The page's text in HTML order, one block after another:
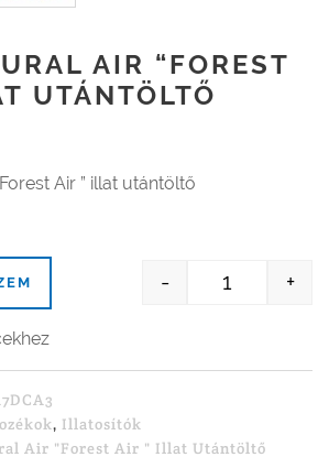
AIR “FOREST
UTÁNTÖLTŐ
Air ” illat utántöltő
BMW
- +
, Illatosítók
Air "Forest Air " Illat Utántöltő